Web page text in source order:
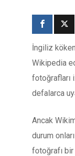
İngiliz
Wikipedia
fotoğrafları
defalarca
Ancak
durum
fotoğrafı